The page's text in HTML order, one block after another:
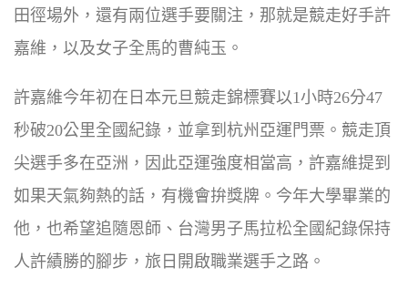
田徑場外，還有兩位選手要關注，那就是競走好手許
嘉維，以及女子全馬的曹純玉。
許嘉維今年初在日本元旦競走錦標賽以1小時26分47
秒破20公里全國紀錄，並拿到杭州亞運門票。競走頂
尖選手多在亞洲，因此亞運強度相當高，許嘉維提到
如果天氣夠熱的話，有機會拚獎牌。今年大學畢業的
他，也希望追隨恩師、台灣男子馬拉松全國紀錄保持
人許績勝的腳步，旅日開啟職業選手之路。